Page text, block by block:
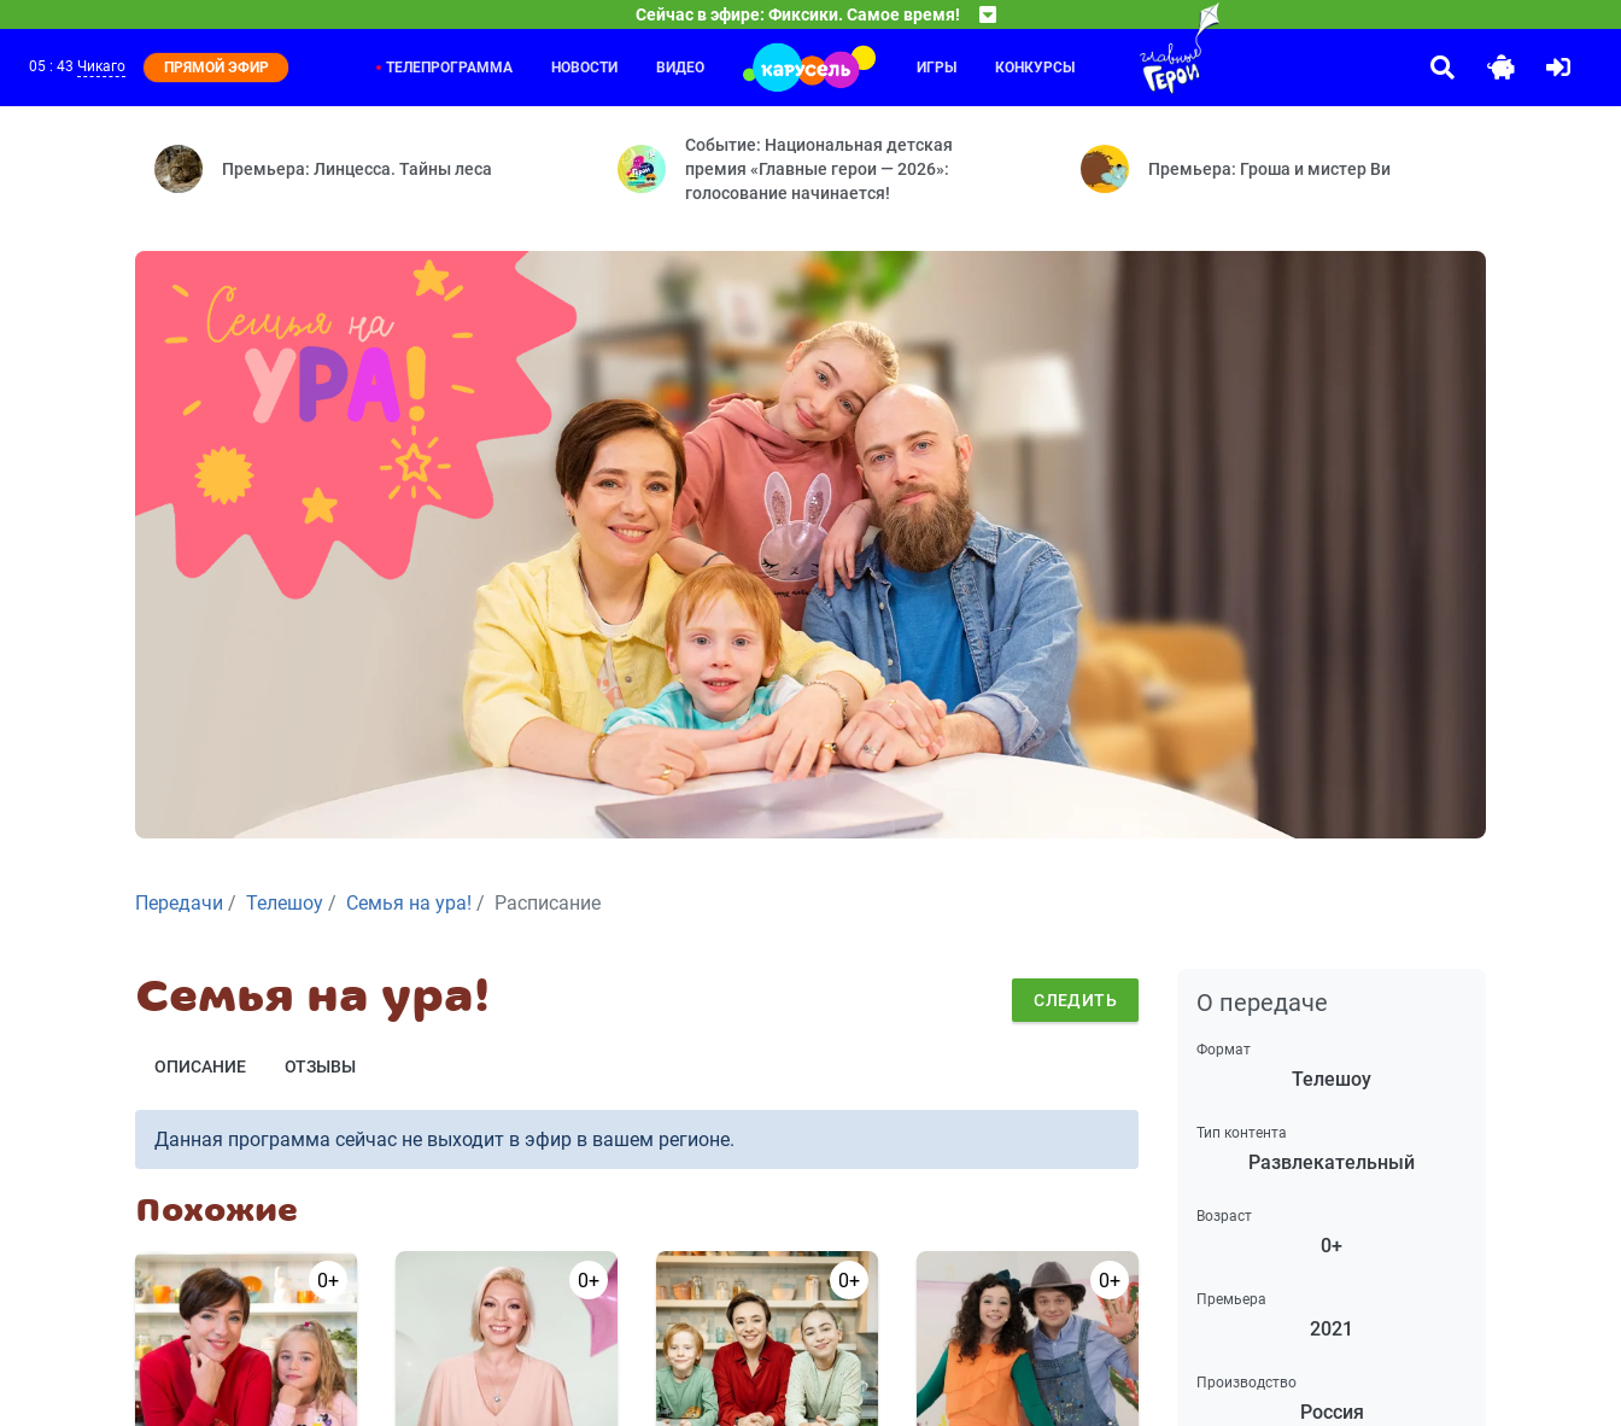
Сейчас в эфире: Фиксики. Самое время!
04:40
Фиксики. Самое время!
Материя — Изобретение — Циолковский — Диван — Ледниковый период — Шахта — Печатная машинка — Молниеотвод — Машинист — Викинги — Ветряная мельница —
Ум и Хрум
Мини-Хрум — Мармеладный червь — Я крутой — Мегаудон — Граф объедакула — Бесконечная каша — Сосискамен
Принцесса и дракон
Про принцессу Варвару, оказавшуюся в настоящей сказке.
05 : 43 Чикаго ПРЯМОЙ ЭФИР ТЕЛЕПРОГРАММА НОВОСТИ ВИДЕО ИГРЫ КОНКУРСЫ
Премьера: Линцесса. Тайны леса
Событие: Национальная детская
премия «Главные герои — 2026»:
голосование начинается!
Премьера: Гроша и мистер Ви
Передачи Телешоу Семья на ура! Расписание
Семья на ура! СЛЕДИТЬ
ОПИСАНИЕ ОТЗЫВЫ
Данная программа сейчас не выходит в эфир в вашем регионе.
Похожие
0+ 0+ 0+ 0+
О передаче
Формат
Телешоу
Тип контента
Развлекательный
Возраст
0+
Премьера
2021
Производство
Россия